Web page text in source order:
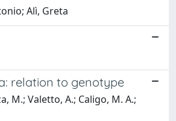
Alì, Greta
relation to genotype
M.; Valetto, A.; Caligo, M. A.;